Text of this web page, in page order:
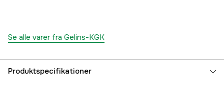
Se alle varer fra Gelins-KGK
Produktspecifikationer